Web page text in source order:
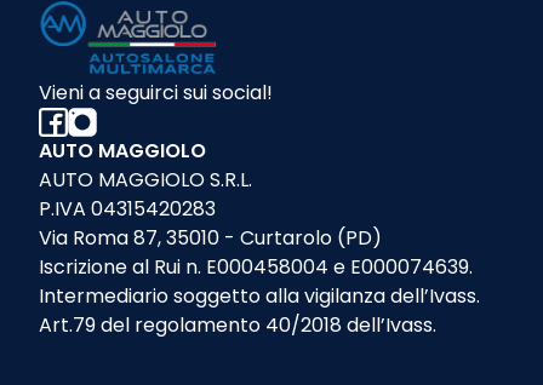
Vieni a seguirci sui social!
AUTO MAGGIOLO
AUTO MAGGIOLO S.R.L.
P.IVA 04315420283
Via Roma 87, 35010 - Curtarolo (PD)
Iscrizione al Rui n. E000458004 e E000074639.
Intermediario soggetto alla vigilanza dell’Ivass.
Art.79 del regolamento 40/2018 dell’Ivass.